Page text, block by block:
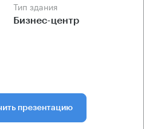
Тип здания
Бизнес-центр
презентацию